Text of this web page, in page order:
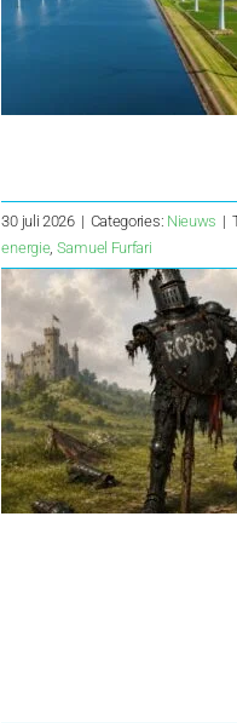
30 juli 2026 | Categories: Nieuws |
energie, Samuel Furfari